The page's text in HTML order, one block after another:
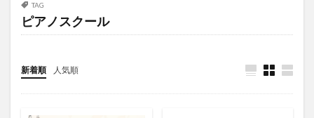
TAG
ピアノスクール
新着順 人気順